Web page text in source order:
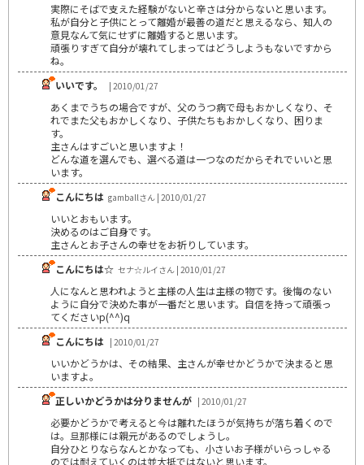
実際にそばで支えた経験がないと辛さは分からないと思います。
私が自分と子供にとって離婚が最善の道だと思えるなら、知人の
意見なんて気にせずに離婚すると思います。
頑張りすぎて自分が壊れてしまってはどうしようもないですから
ね。
いいです。
| 2010/01/27
あくまでうちの場合ですが、父のうつ病で母もおかしくなり、そ
れでまた父もおかしくなり、子供たちもおかしくなり、困りま
す。
主さんはすごいと思いますよ！
どんな道を選んでも、選べる道は一つなのだからそれでいいと思
います。
こんにちは gamballさん | 2010/01/27
いいとおもいます。
決めるのはご自身です。
主さんとお子さんの幸せをお祈りしています。
こんにちは☆ セナ☆ルイさん | 2010/01/27
人になんと思われようと主様の人生は主様の物です。後悔のない
ように自分で決めた事が一番だと思います。自信を持って頑張っ
てくださいp(^^)q
こんにちは | 2010/01/27
いいかどうかは、その結果、主さんが幸せかどうかで決まると思
いますよ。
正しいかどうかは分りませんが | 2010/01/27
必要かどうかで考えると今は離れたほうが気持ちが落ち着くので
は。旦那様には親元があるのでしょうし。
自分ひとりならなんとかなっても、小さいお子様がいらっしゃる
のでは耐えていくのは並大抵ではないと思います。